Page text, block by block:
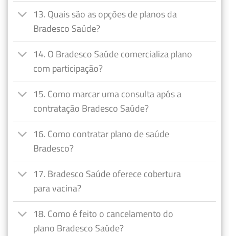
13. Quais são as opções de planos da
Bradesco Saúde?
14. O Bradesco Saúde comercializa plano
com participação?
15. Como marcar uma consulta após a
contratação Bradesco Saúde?
16. Como contratar plano de saúde
Bradesco?
17. Bradesco Saúde oferece cobertura
para vacina?
18. Como é feito o cancelamento do
plano Bradesco Saúde?